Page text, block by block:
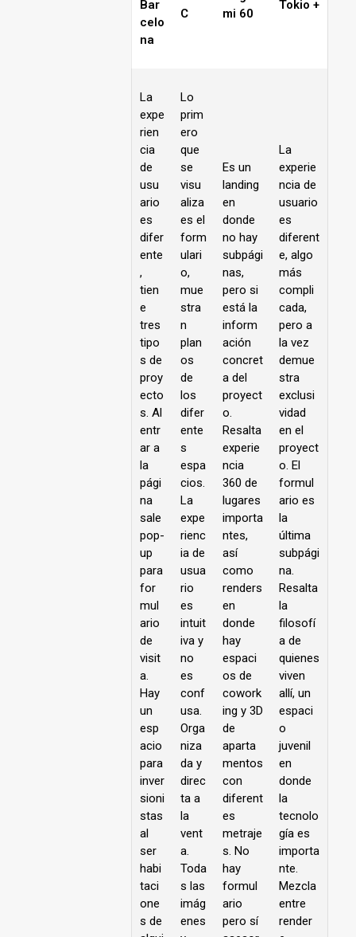
Bar
celo
na
C
mi 60
Tokio +
La
expe
rien
cia
de
usu
ario
es
difer
ente
,
tien
e
tres
tipo
s de
proy
ecto
s. Al
entr
ar a
la
pági
na
sale
pop-
up
para
for
mul
ario
de
visit
a.
Hay
un
esp
acio
para
inver
sioni
stas
al
ser
habi
taci
one
s de
Lo
prim
ero
que
se
visu
aliza
es el
form
ulari
o,
mue
stra
n
plan
os
de
los
difer
ente
s
espa
cios.
La
expe
rienc
ia de
usua
rio
es
intuit
iva y
no
es
conf
usa.
Orga
niza
da y
direc
ta a
la
vent
a.
Toda
s las
imág
enes
Es un
landing
en
donde
no hay
subpági
nas,
pero si
está la
inform
ación
concret
a del
proyect
o.
Resalta
experie
ncia
360 de
lugares
importa
ntes,
así
como
renders
en
donde
hay
espaci
os de
cowork
ing y 3D
de
aparta
mentos
con
diferent
es
metraje
s. No
hay
formul
ario
pero sí
La
experie
ncia de
usuario
es
diferent
e, algo
más
compli
cada,
pero a
la vez
demue
stra
exclusi
vidad
en el
proyect
o. El
formul
ario es
la
última
subpági
na.
Resalta
la
filosofí
a de
quienes
viven
allí, un
espaci
o
juvenil
en
donde
la
tecnolo
gía es
importa
nte.
Mezcla
entre
render